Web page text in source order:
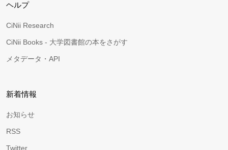
ヘルプ
CiNii Research
CiNii Books - 大学図書館の本をさがす
メタデータ・API
新着情報
お知らせ
RSS
Twitter